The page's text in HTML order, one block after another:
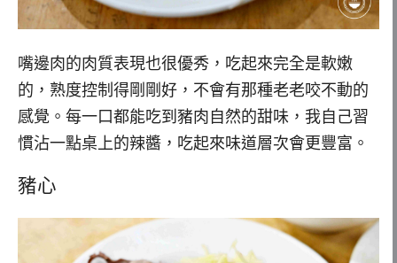
嘴邊肉的肉質表現也很優秀，吃起來完全是軟嫩
的，熟度控制得剛剛好，不會有那種老老咬不動的
感覺。每一口都能吃到豬肉自然的甜味，我自己習
慣沾一點桌上的辣醬，吃起來味道層次會更豐富。
豬心